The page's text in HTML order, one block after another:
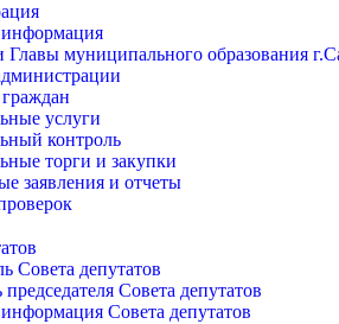
информация
Главы муниципального образования
услуги
контроль
торги и закупки
заявления и отчеты
Совета депутатов
председателя Совета депутатов
Совета депутатов